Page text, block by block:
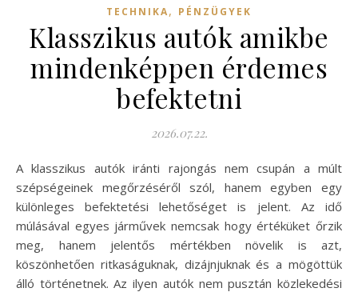
TECHNIKA, PÉNZÜGYEK
Klasszikus autók amikbe
mindenképpen érdemes
befektetni
2026.07.22.
A klasszikus autók iránti rajongás nem csupán a múlt
szépségeinek megőrzéséről szól, hanem egyben egy
különleges befektetési lehetőséget is jelent. Az idő
múlásával egyes járművek nemcsak hogy értéküket őrzik
meg, hanem jelentős mértékben növelik is azt,
köszönhetően ritkaságuknak, dizájnjuknak és a mögöttük
álló történetnek. Az ilyen autók nem pusztán közlekedési